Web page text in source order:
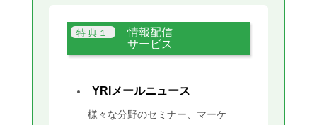
情報配信
サービス
YRIメールニュース
様々な分野のセミナー、マーケ